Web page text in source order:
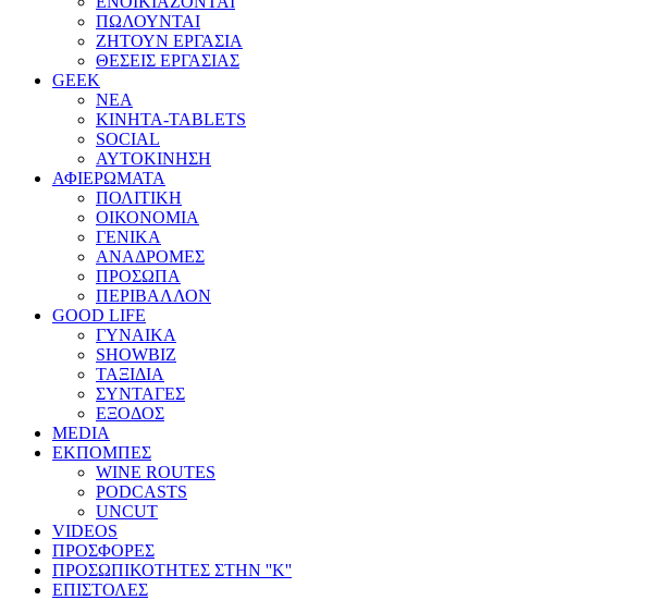
ΠΩΛΟΥΝΤΑΙ
ΖΗΤΟΥΝ ΕΡΓΑΣΙΑ
ΘΕΣΕΙΣ ΕΡΓΑΣΙΑΣ
GEEK
ΝΕΑ
ΚΙΝΗΤΑ-TABLETS
SOCIAL
ΑΥΤΟΚΙΝΗΣΗ
ΑΦΙΕΡΩΜΑΤΑ
ΠΟΛΙΤΙΚΗ
ΟΙΚΟΝΟΜΙΑ
ΓΕΝΙΚΑ
ΑΝΑΔΡΟΜΕΣ
ΠΡΟΣΩΠΑ
ΠΕΡΙΒΑΛΛΟΝ
GOOD LIFE
ΓΥΝΑΙΚΑ
SHOWBIZ
ΤΑΞΙΔΙΑ
ΣΥΝΤΑΓΕΣ
ΕΞΟΔΟΣ
MEDIA
ΕΚΠΟΜΠΕΣ
WINE ROUTES
PODCASTS
UNCUT
VIDEOS
ΠΡΟΣΦΟΡΕΣ
ΠΡΟΣΩΠΙΚΟΤΗΤΕΣ ΣΤΗΝ ''Κ''
ΕΠΙΣΤΟΛΕΣ